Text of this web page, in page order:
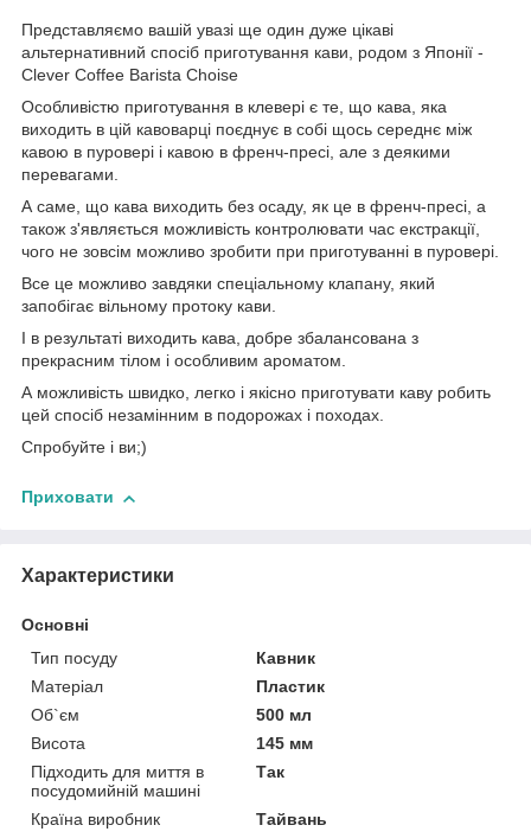
Представляємо вашій увазі ще один дуже цікаві
альтернативний спосіб приготування кави, родом з Японії -
Clever Coffee Barista Choise
Особливістю приготування в клевері є те, що кава, яка
виходить в цій кавоварці поєднує в собі щось середнє між
кавою в пуровері і кавою в френч-пресі, але з деякими
перевагами.
А саме, що кава виходить без осаду, як це в френч-пресі, а
також з'являється можливість контролювати час екстракції,
чого не зовсім можливо зробити при приготуванні в пуровері.
Все це можливо завдяки спеціальному клапану, який
запобігає вільному протоку кави.
І в результаті виходить кава, добре збалансована з
прекрасним тілом і особливим ароматом.
А можливість швидко, легко і якісно приготувати каву робить
цей спосіб незамінним в подорожах і походах.
Спробуйте і ви;)
Приховати
Характеристики
Основні
Тип посуду
Кавник
Матеріал
Пластик
Об`єм
500 мл
Висота
145 мм
Підходить для миття в
посудомийній машині
Так
Країна виробник
Тайвань